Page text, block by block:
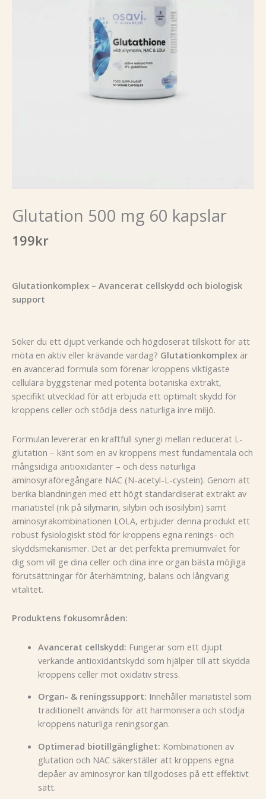
Glutation 500 mg 60 kapslar
199kr
Glutationkomplex – Avancerat cellskydd och biologisk
support
Söker du ett djupt verkande och högdoserat tillskott för att
möta en aktiv eller krävande vardag? Glutationkomplex är
en avancerad formula som förenar kroppens viktigaste
cellulära byggstenar med potenta botaniska extrakt,
specifikt utvecklad för att erbjuda ett optimalt skydd för
kroppens celler och stödja dess naturliga inre miljö.
Formulan levererar en kraftfull synergi mellan reducerat L-
glutation – känt som en av kroppens mest fundamentala och
mångsidiga antioxidanter – och dess naturliga
aminosyraföregångare NAC (N-acetyl-L-cystein). Genom att
berika blandningen med ett högt standardiserat extrakt av
mariatistel (rik på silymarin, silybin och isosilybin) samt
aminosyrakombinationen LOLA, erbjuder denna produkt ett
robust fysiologiskt stöd för kroppens egna renings- och
skyddsmekanismer. Det är det perfekta premiumvalet för
dig som vill ge dina celler och dina inre organ bästa möjliga
förutsättningar för återhämtning, balans och långvarig
vitalitet.
Produktens fokusområden:
Avancerat cellskydd: Fungerar som ett djupt
verkande antioxidantskydd som hjälper till att skydda
kroppens celler mot oxidativ stress.
Organ- & reningssupport: Innehåller mariatistel som
traditionellt används för att harmonisera och stödja
kroppens naturliga reningsorgan.
Optimerad biotillgänglighet: Kombinationen av
glutation och NAC säkerställer att kroppens egna
depåer av aminosyror kan tillgodoses på ett effektivt
sätt.